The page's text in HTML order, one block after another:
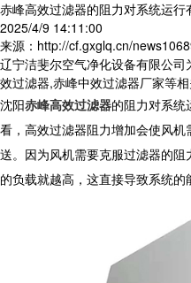
赤峰高效过滤器的阻力对系统运行
2025/4/9 14:11:00
来源：http://cf.gxglq.cn/
辽宁洁斐尔空气净化设备有限公司
效过滤器,赤峰中效过滤器厂家等
沈阳赤峰高效过滤器的阻力对系统
看， 高效过滤器阻力增加会使风机
送。因为风机需要克服过滤器的
的负载就越高，这直接导致系统的